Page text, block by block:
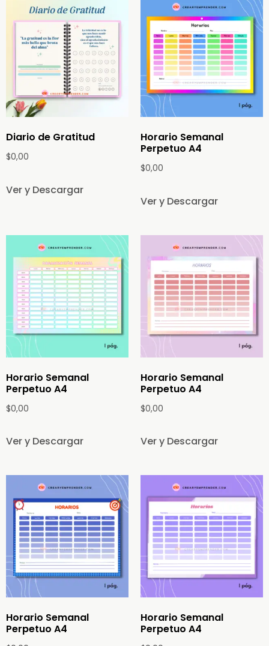
Diario de Gratitud
$0,00
Ver y Descargar
Horario Semanal
Perpetuo A4
$0,00
Ver y Descargar
Horario Semanal
Perpetuo A4
$0,00
Ver y Descargar
Horario Semanal
Perpetuo A4
$0,00
Ver y Descargar
Horario Semanal
Perpetuo A4
Horario Semanal
Perpetuo A4